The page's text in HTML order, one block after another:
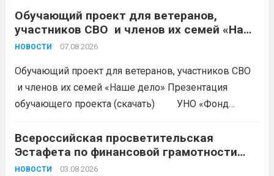
Обучающий проект для ветеранов,
участников СВО и членов их семей «Наше
дело»
НОВОСТИ 07.08.2026
Обучающий проект для ветеранов, участников СВО
и членов их семей «Наше дело» Презентация
обучающего проекта (скачать) УНО «Фонд
продолжается прием заявок на бесплатное участие в
обучающем проекте «Наше дело». Обучение
ориентировано на ветеранов боевых...
Всероссийская просветительская
Эстафета по финансовой грамотности
«Мои финансы»
НОВОСТИ 03.08.2026